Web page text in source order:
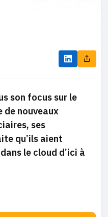
son focus sur le
de nouveaux
ses
qu’ils aient
le cloud d’ici à